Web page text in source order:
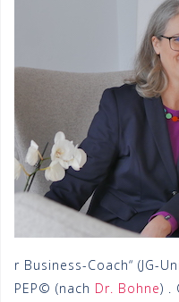
r Business-Coach“ (JG-
PEP© (nach Dr. Bohne) .